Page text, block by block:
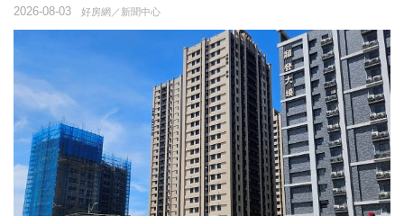
好房網／新聞中心
2026-08-03